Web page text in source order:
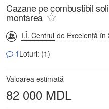
Cazane pe combustibil
montarea
I.Î. Centrul de Excelență
1 Loturi: (1)
Valoarea estimată
82 000 MDL